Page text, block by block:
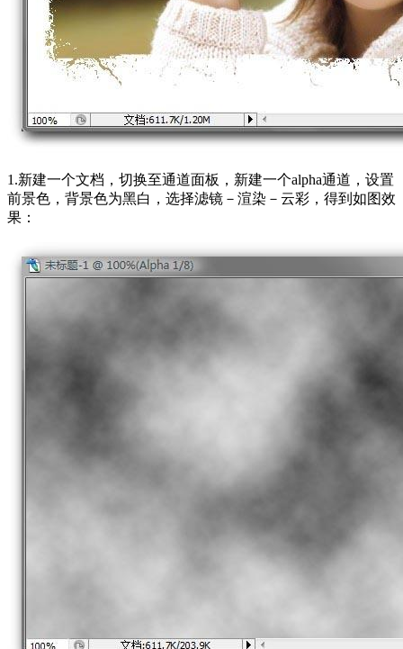
1.新建一个文档，切换至通道面板，新建一个alpha通道，设置
前景色，背景色为黑白，选择滤镜－渲染－云彩，得到如图效
果：